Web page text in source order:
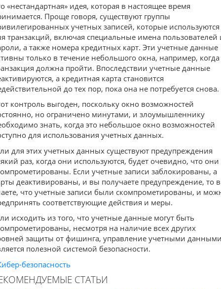
«нестандартная» идея, которая в настоящее время
Проще говоря, существуют группы
учетных записей, которые используются
транзакций, включая специальные имена пользователей
а также номера кредитных карт. Эти учетные данные
только в течение небольшого окна, например, когда
должна пройти. Впоследствии учетные данные
а кредитная карта становится
до тех пор, пока она не потребуется снова.
контроль выгоден, поскольку окно возможностей
но ограничено минутами, и злоумышленнику
знать, когда это небольшое окно возможностей
для использования учетных данных.
для этих учетных данных существуют предупреждения
раз, когда они используются, будет очевидно, что они
Если учетные записи заблокированы, а
деактивированы, и вы получаете предупреждение, то
что учетные записи были скомпрометированы, и
соответствующие действия и меры.
исходить из того, что учетные данные могут быть
несмотря на наличие всех других
защиты от фишинга, управление учетными
полезной системой безопасности.
безопасность
СТАТЬИ